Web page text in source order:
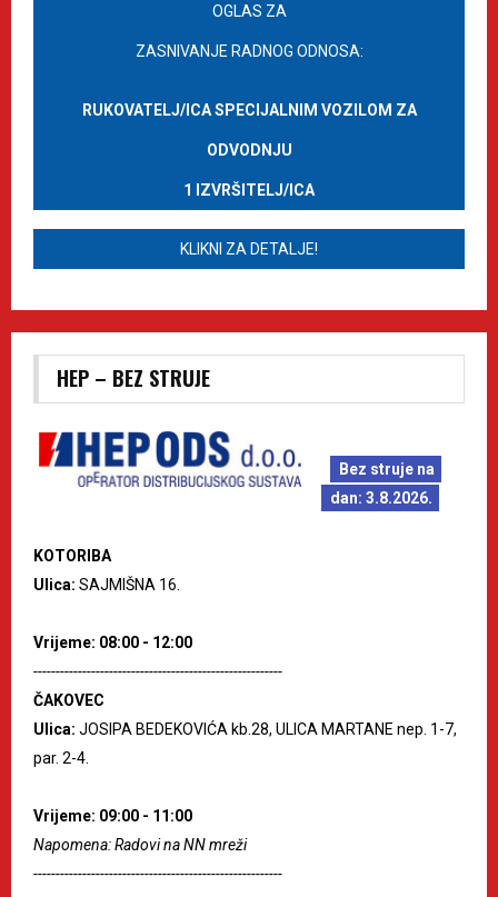
OGLAS ZA
ZASNIVANJE RADNOG ODNOSA:
RUKOVATELJ/ICA SPECIJALNIM VOZILOM ZA
ODVODNJU
1 IZVRŠITELJ/ICA
KLIKNI ZA DETALJE!
HEP – BEZ STRUJE
Bez struje na
dan: 3.8.2026.
KOTORIBA
Ulica: SAJMIŠNA 16.
Vrijeme: 08:00 - 12:00
--------------------------------------------------------
ČAKOVEC
Ulica: JOSIPA BEDEKOVIĆA kb.28, ULICA MARTANE nep. 1-7,
par. 2-4.
Vrijeme: 09:00 - 11:00
Napomena: Radovi na NN mreži
--------------------------------------------------------